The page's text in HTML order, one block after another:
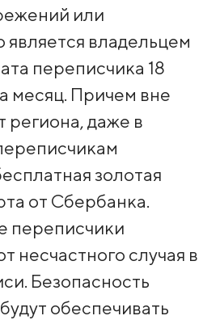
или
является владельцем
переписчика 18
месяц. Причем вне
региона, даже в
золотая
от Сбербанка.
переписчики
несчастного случая в
Безопасность
обеспечивать